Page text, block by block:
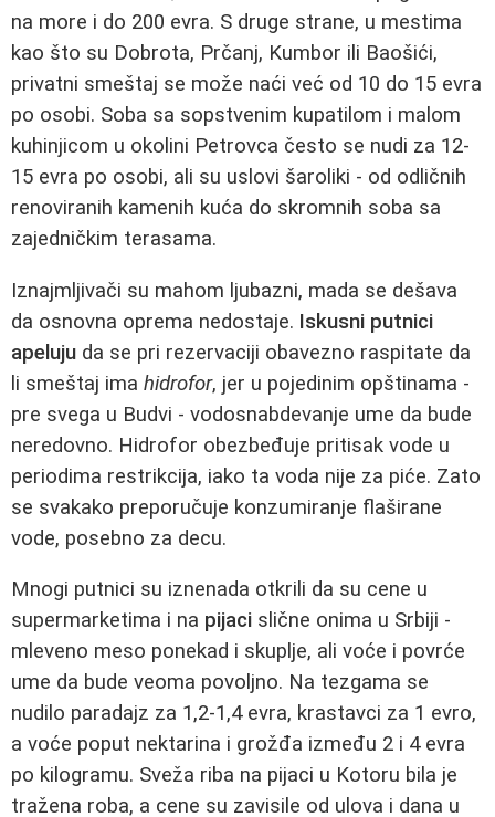
na more i do 200 evra. S druge strane, u mestima
kao što su Dobrota, Prčanj, Kumbor ili Baošići,
privatni smeštaj se može naći već od 10 do 15 evra
po osobi. Soba sa sopstvenim kupatilom i malom
kuhinjicom u okolini Petrovca često se nudi za 12-
15 evra po osobi, ali su uslovi šaroliki - od odličnih
renoviranih kamenih kuća do skromnih soba sa
zajedničkim terasama.
Iznajmljivači su mahom ljubazni, mada se dešava
da osnovna oprema nedostaje. Iskusni putnici
apeluju da se pri rezervaciji obavezno raspitate da
li smeštaj ima hidrofor, jer u pojedinim opštinama -
pre svega u Budvi - vodosnabdevanje ume da bude
neredovno. Hidrofor obezbeđuje pritisak vode u
periodima restrikcija, iako ta voda nije za piće. Zato
se svakako preporučuje konzumiranje flaširane
vode, posebno za decu.
Mnogi putnici su iznenada otkrili da su cene u
supermarketima i na pijaci slične onima u Srbiji -
mleveno meso ponekad i skuplje, ali voće i povrće
ume da bude veoma povoljno. Na tezgama se
nudilo paradajz za 1,2-1,4 evra, krastavci za 1 evro,
a voće poput nektarina i grožđa između 2 i 4 evra
po kilogramu. Sveža riba na pijaci u Kotoru bila je
tražena roba, a cene su zavisile od ulova i dana u